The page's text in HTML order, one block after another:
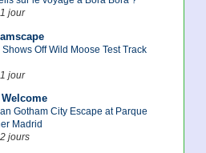
jour
Shows Off Wild Moose Test Track
jour
Welcome
Gotham City Escape at Parque
Madrid
jours